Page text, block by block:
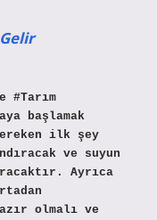
#Tarım
başlamak
ilk şey
ve suyun
Ayrıca
olmalı ve